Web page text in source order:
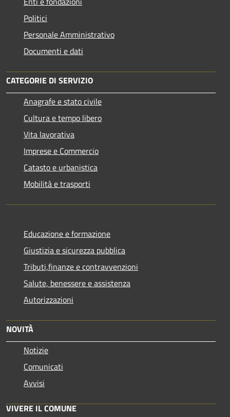
Politici
Personale Amministrativo
Documenti e dati
CATEGORIE DI SERVIZIO
Anagrafe e stato civile
Cultura e tempo libero
Vita lavorativa
Imprese e Commercio
Catasto e urbanistica
Mobilità e trasporti
Educazione e formazione
Giustizia e sicurezza pubblica
Tributi,finanze e contravvenzioni
Salute, benessere e assistenza
Autorizzazioni
NOVITÀ
Notizie
Comunicati
Avvisi
VIVERE IL COMUNE